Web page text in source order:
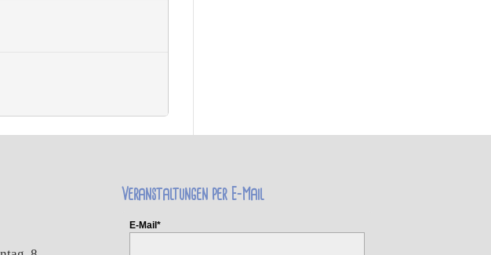
Veranstaltungen per E-Mail
E-Mail*